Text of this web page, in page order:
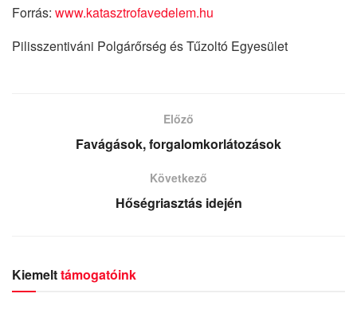
Forrás: www.katasztrofavedelem.hu
Pilisszentiváni Polgárőrség és Tűzoltó Egyesület
Előző
Favágások, forgalomkorlátozások
Következő
Hőségriasztás idején
Kiemelttámogatóink